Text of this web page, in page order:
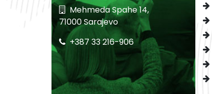
Mehmeda Spahe 14,
71000 Sarajevo
+387 33 216-906